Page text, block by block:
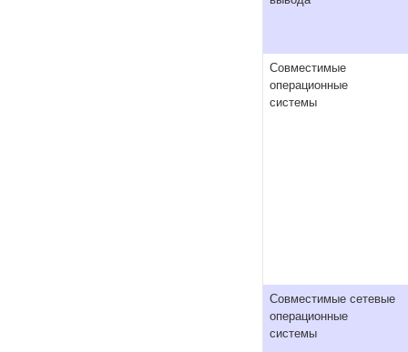
Совместимые
операционные
системы
Совместимые сетевые
операционные
системы